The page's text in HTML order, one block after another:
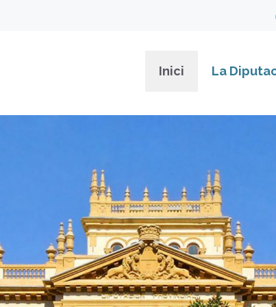
Inici La